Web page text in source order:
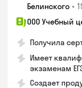
Белинского •
ООО Учебный
Получила
Имеет
экзаменам
Создает